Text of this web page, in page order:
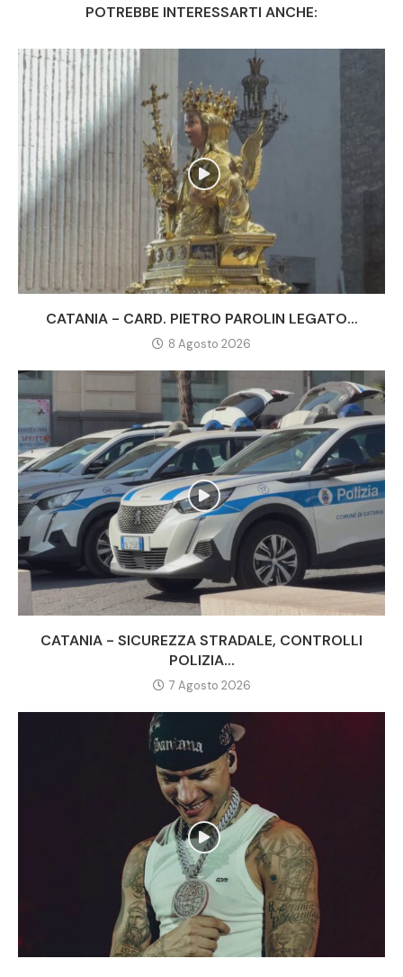
POTREBBE INTERESSARTI ANCHE:
CATANIA - CARD. PIETRO PAROLIN LEGATO...
8 Agosto 2026
CATANIA - SICUREZZA STRADALE, CONTROLLI
POLIZIA...
7 Agosto 2026